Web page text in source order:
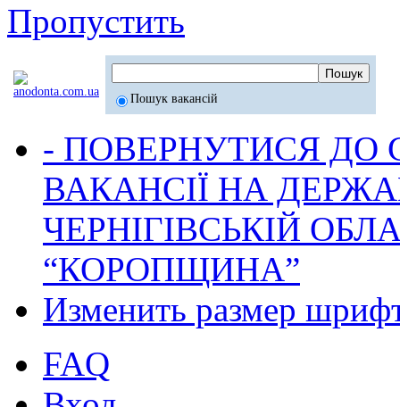
Пропустить
Пошук вакансій
- ПОВЕРНУТИСЯ ДО
ВАКАНСІЇ НА
ЧЕРНІГІВСЬКІЙ
“КОРОПЩИНА”
Изменить размер
FAQ